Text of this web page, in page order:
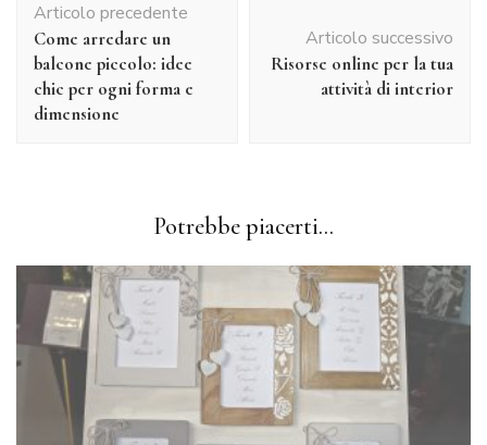
articolo
Articolo precedente
Come arredare un
balcone piccolo: idee
chic per ogni forma e
dimensione
Articolo successivo
Risorse online per la tua
attività di interior
Potrebbe piacerti...